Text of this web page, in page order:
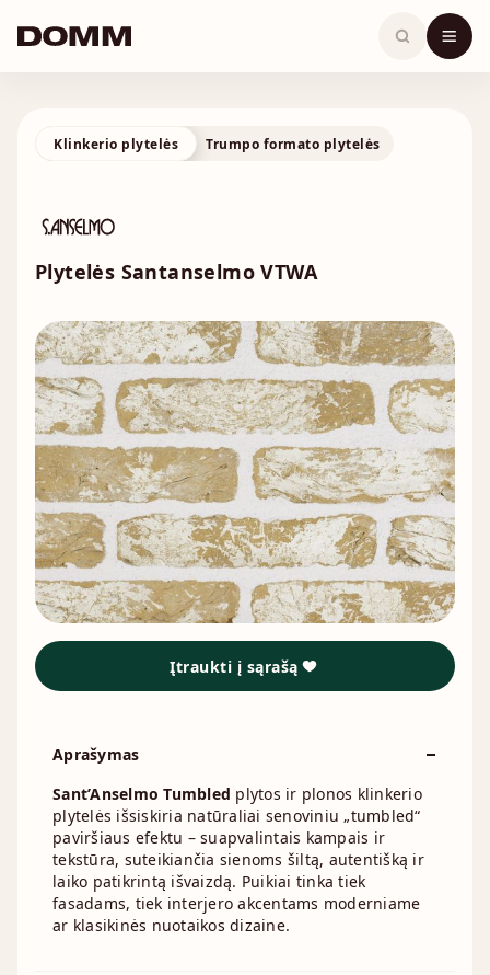
content
Klinkerio plytelės Trumpo formato plytelės
Plytelės Santanselmo VTWA
Įtraukti į sąrašą
Aprašymas
Sant’Anselmo Tumbled plytos ir plonos klinkerio
plytelės išsiskiria natūraliai senoviniu „tumbled“
paviršiaus efektu – suapvalintais kampais ir
tekstūra, suteikiančia sienoms šiltą, autentišką ir
laiko patikrintą išvaizdą. Puikiai tinka tiek
fasadams, tiek interjero akcentams moderniame
ar klasikinės nuotaikos dizaine.